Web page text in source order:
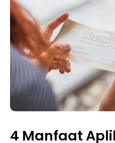
4 Manfaat